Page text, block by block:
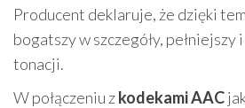
Producent deklaruje, że dzięki
bogatszy w szczegóły,
tonacji.
W połączeniu zkodekami AAC